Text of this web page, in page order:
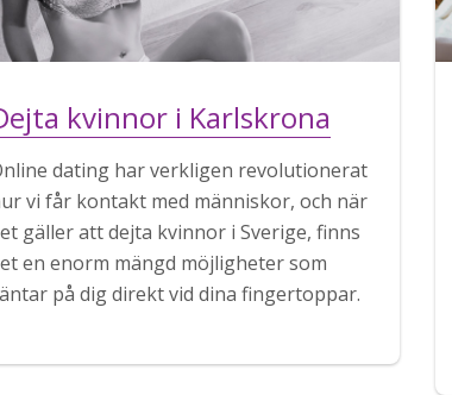
kvinnor i Karlskrona
dating har verkligen revolutionerat
vi får kontakt med människor, och när
gäller att dejta kvinnor i Sverige, finns
en enorm mängd möjligheter som
på dig direkt vid dina fingertoppar.